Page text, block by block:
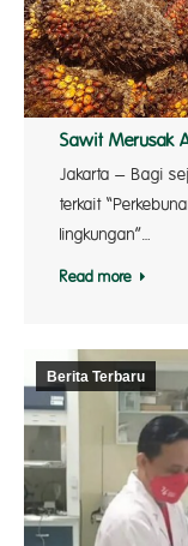
Sawit Merusak
Jakarta – Bagi
terkait
lingkungan”…
Read more
Berita Terbaru